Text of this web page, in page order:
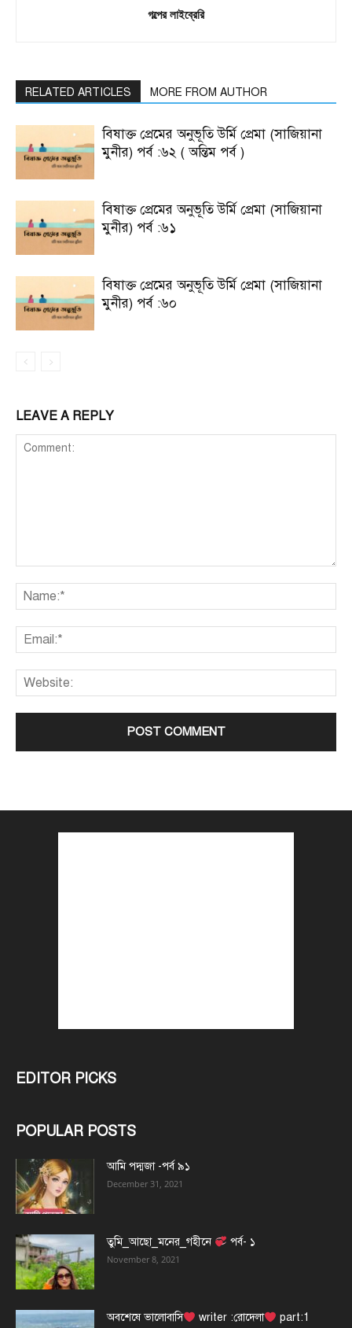
গল্পের লাইব্রেরি
RELATED ARTICLES MORE FROM AUTHOR
বিষাক্ত প্রেমের অনুভূতি উর্মি প্রেমা (সাজিয়ানা
মুনীর) পর্ব :৬২ ( অন্তিম পর্ব )
বিষাক্ত প্রেমের অনুভূতি উর্মি প্রেমা (সাজিয়ানা
মুনীর) পর্ব :৬১
বিষাক্ত প্রেমের অনুভূতি উর্মি প্রেমা (সাজিয়ানা
মুনীর) পর্ব :৬০
LEAVE A REPLY
EDITOR PICKS
POPULAR POSTS
আমি পদ্মজা -পর্ব ৯১
December 31, 2021
তুমি_আছো_মনের_গহীনে পর্ব- ১
November 8, 2021
অবশেষে ভালোবাসি writer :রোদেলা part:1